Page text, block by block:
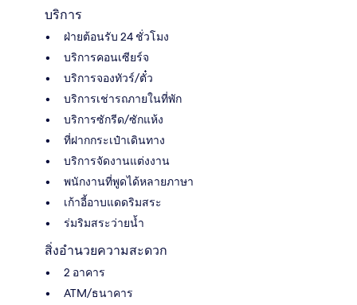
บริการ
ฝ่ายต้อนรับ 24 ชั่วโมง
บริการคอนเซียร์จ
บริการจองทัวร์/ตั๋ว
บริการเช่ารถภายในที่พัก
บริการซักรีด/ซักแห้ง
ที่ฝากกระเป๋าเดินทาง
บริการจัดงานแต่งงาน
พนักงานที่พูดได้หลายภาษา
เก้าอี้อาบแดดริมสระ
ร่มริมสระว่ายน้ำ
สิ่งอำนวยความสะดวก
2 อาคาร
ATM/ธนาคาร